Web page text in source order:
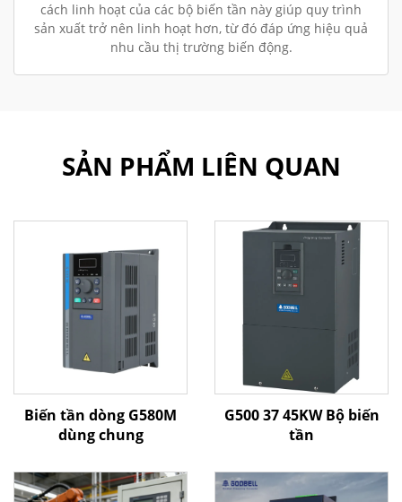
cách linh hoạt của các bộ biến tần này giúp quy trình
sản xuất trở nên linh hoạt hơn, từ đó đáp ứng hiệu quả
nhu cầu thị trường biến động.
SẢN PHẨM LIÊN QUAN
Biến tần dòng G580M
dùng chung
G500 37 45KW Bộ biến
tần